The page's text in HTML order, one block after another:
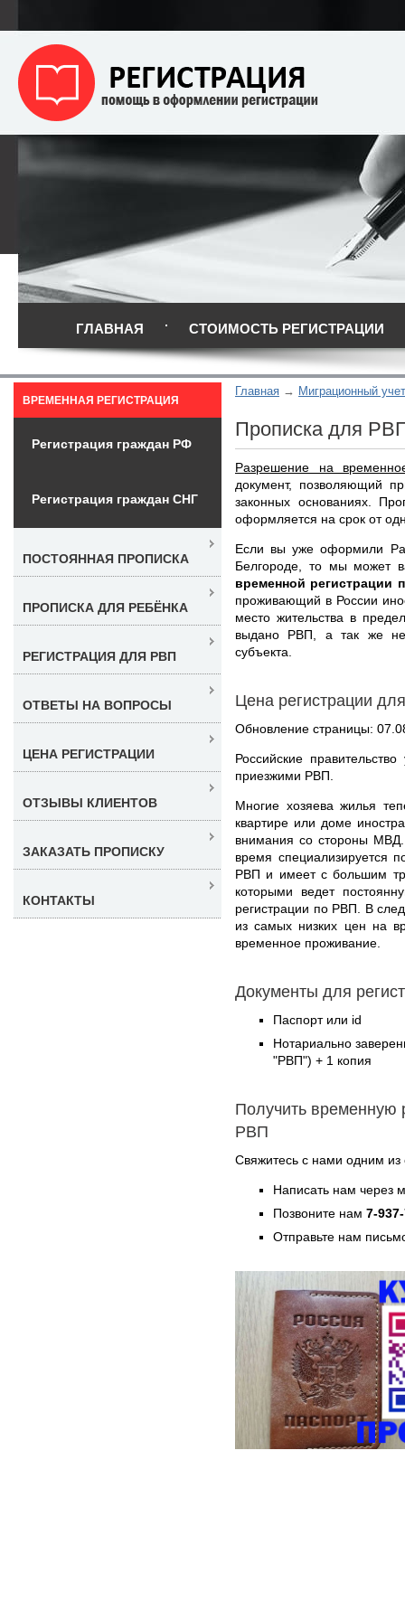
ГЛАВНАЯ СТОИМОСТЬ РЕГИСТРАЦИИ
Главная Миграционный
Прописка для
Разрешение на
документ, позволяющий
законных основаниях.
оформляется на срок от
Если вы уже оформили
Белгороде, то мы может
временной регистрации
проживающий в России
место жительства в
выдано РВП, а так же
субъекта.
Цена регистрации
Обновление страницы:
Российские
приезжими РВП.
Многие хозяева жилья
квартире или доме
внимания со стороны
время специализируется
РВП и имеет с большим
которыми ведет
регистрации по РВП. В
из самых низких цен на
временное проживание.
Документы для
Паспорт или id
Нотариально
"РВП") + 1 копия
Получить временную
РВП
Свяжитесь с нами одним
Написать нам через
Позвоните нам 7-
Отправьте нам
ВРЕМЕННАЯ РЕГИСТРАЦИЯ
Регистрация граждан РФ
Регистрация граждан СНГ
ПОСТОЯННАЯ ПРОПИСКА
ПРОПИСКА ДЛЯ РЕБЁНКА
РЕГИСТРАЦИЯ ДЛЯ РВП
ОТВЕТЫ НА ВОПРОСЫ
ЦЕНА РЕГИСТРАЦИИ
ОТЗЫВЫ КЛИЕНТОВ
ЗАКАЗАТЬ ПРОПИСКУ
КОНТАКТЫ